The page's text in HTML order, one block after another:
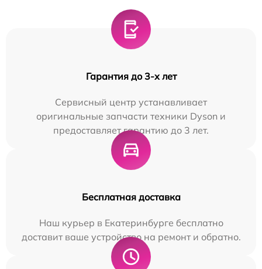
Гарантия до 3-х лет
Сервисный центр устанавливает
оригинальные запчасти техники Dyson и
предоставляет гарантию до 3 лет.
Бесплатная доставка
Наш курьер в Екатеринбурге бесплатно
доставит ваше устройство на ремонт и обратно.